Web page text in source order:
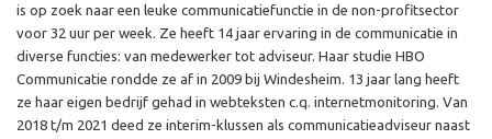
is op zoek naar een leuke communicatiefunctie in de non-profitsector
voor 32 uur per week. Ze heeft 14 jaar ervaring in de communicatie in
diverse functies: van medewerker tot adviseur. Haar studie HBO
Communicatie rondde ze af in 2009 bij Windesheim. 13 jaar lang heeft
ze haar eigen bedrijf gehad in webteksten c.q. internetmonitoring. Van
2018 t/m 2021 deed ze interim-klussen als communicatieadviseur naast